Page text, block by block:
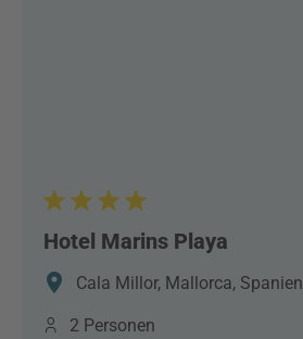
Hotel Marins Playa
Cala Millor, Mallorca, Spanien
2 Personen